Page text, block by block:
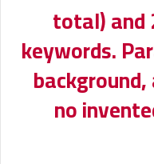
+ 4–6 total)
keywords.
no